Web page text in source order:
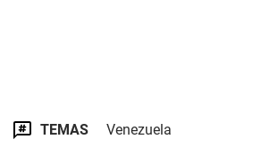
TEMAS Venezuela